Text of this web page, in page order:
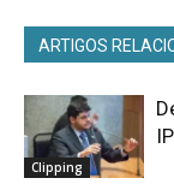
ARTIGOS
Clipping